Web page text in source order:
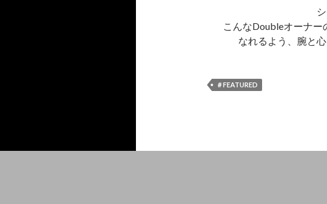
こんなDoubleオーナ
なれるよう、腕と
＃FEATURED